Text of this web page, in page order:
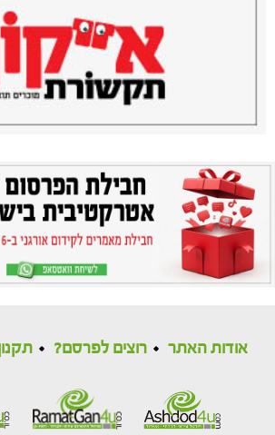
אודות האתר רוצים לפרסם?